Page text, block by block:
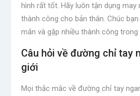
hình rất tốt. Hãy luôn tận dụng may
thành công cho bản thân. Chúc
mắn và gặp nhiều thành công trong
Câu hỏi về đường chỉ tay
giới
Mọi thắc mắc về đường chỉ tay